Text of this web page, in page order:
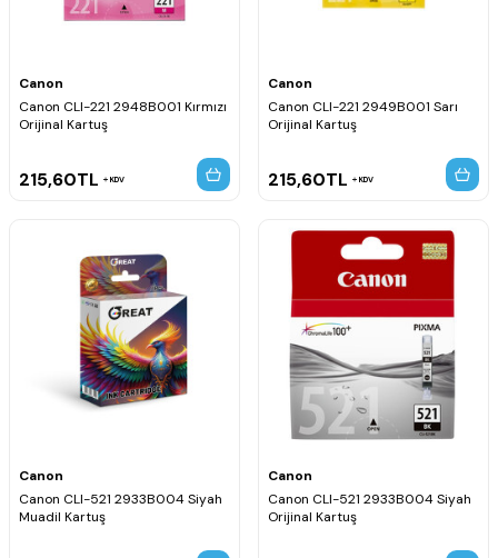
Canon
Canon CLI-221 2948B001 Kırmızı
Orijinal Kartuş
215,60TL KDV
Canon
Canon CLI-221 2949B001 Sarı
Orijinal Kartuş
215,60TL KDV
Canon
Canon CLI-521 2933B004 Siyah
Muadil Kartuş
Canon
Canon CLI-521 2933B004 Siyah
Orijinal Kartuş